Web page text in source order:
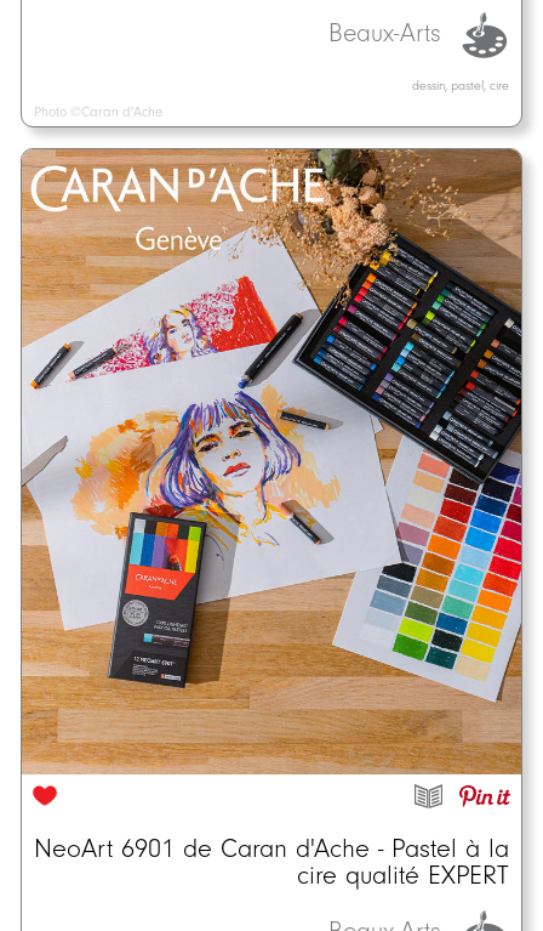
Beaux-Arts
dessin, pastel, cire
Photo ©Caran d'Ache
NeoArt 6901 de Caran d'Ache - Pastel à la
cire qualité EXPERT